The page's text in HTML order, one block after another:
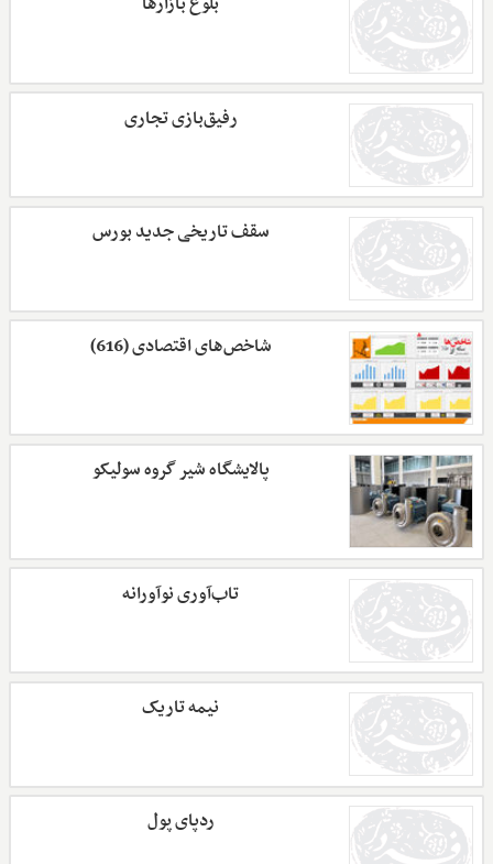
رفیق‌بازی تجاری
سقف‌ تاریخی جدید بورس
شاخص‌های اقتصادی (616)
پالایشگاه شیر گروه سولیکو
تاب‌آوری نوآورانه
نیمه تاریک
ردپای پول